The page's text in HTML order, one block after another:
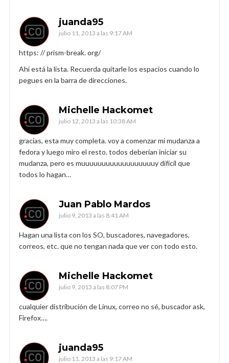
juanda95
julio 11, 2013 a las 9:17 AM
https: // prism-break. org/
Ahí está la lista. Recuerda quitarle los espacios cuando lo
pegues en la barra de direcciones.
Michelle Hackomet
julio 12, 2013 a las 10:38 AM
gracias, esta muy completa. voy a comenzar mi mudanza a
fedora y luego miro el resto. todos deberían iniciar su
mudanza, pero es muuuuuuuuuuuuuuuuuuy difícil que
todos lo hagan…
Juan Pablo Mardos
julio 9, 2013 a las 8:41 AM
Hagan una lista con los SO, buscadores, navegadores,
correos, etc. que no tengan nada que ver con todo esto.
Michelle Hackomet
julio 9, 2013 a las 8:07 PM
cualquier distribución de Linux, correo no sé, buscador ask,
Firefox….
juanda95
julio 11, 2013 a las 9:17 AM